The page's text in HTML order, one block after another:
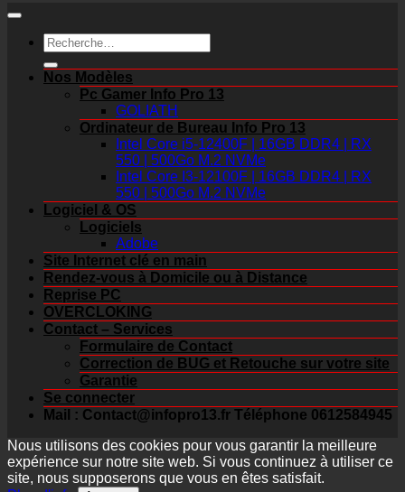
Recherche
pour :
Nos Modèles
Pc Gamer Info Pro 13
GOLIATH
Ordinateur de Bureau Info Pro 13
Intel Core i5-12400F | 16GB DDR4 | RX
550 | 500Go M.2 NVMe
Intel Core I3-12100F | 16GB DDR4 | RX
550 | 500Go M.2 NVMe
Logiciel & OS
Logiciels
Adobe
Site Internet clé en main
Rendez-vous à Domicile ou à Distance
Reprise PC
OVERCLOKING
Contact – Services
Formulaire de Contact
Correction de BUG et Retouche sur votre site
Garantie
Se connecter
Mail : Contact@infopro13.fr Téléphone 0612584945
Nous utilisons des cookies pour vous garantir la meilleure
expérience sur notre site web. Si vous continuez à utiliser ce
site, nous supposerons que vous en êtes satisfait.